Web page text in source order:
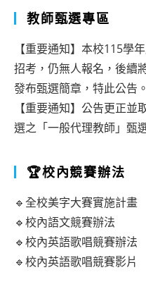
教師甄選專區
【重要通知】本校115學
招考，仍無人報名，後續
發布甄選簡章，特此公告。
【重要通知】公告更正
選之「一般代理教師」甄
🏆校內競賽辦法
🔹全校美字大賽實施計畫
🔹校內語文競賽辦法
🔹校內英語歌唱競賽辦法
🔹校內英語歌唱競賽影片